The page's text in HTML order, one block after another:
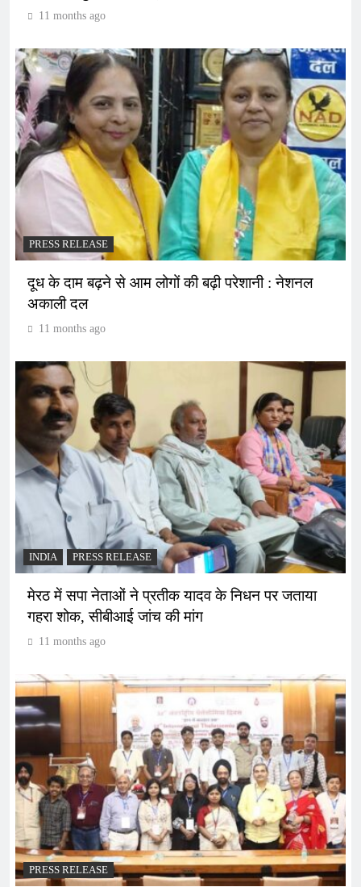
11 months ago
PRESS RELEASE
दूध के दाम बढ़ने से आम लोगों की बढ़ी परेशानी : नेशनल
अकाली दल
11 months ago
INDIA PRESS RELEASE
मेरठ में सपा नेताओं ने प्रतीक यादव के निधन पर जताया
गहरा शोक, सीबीआई जांच की मांग
11 months ago
PRESS RELEASE